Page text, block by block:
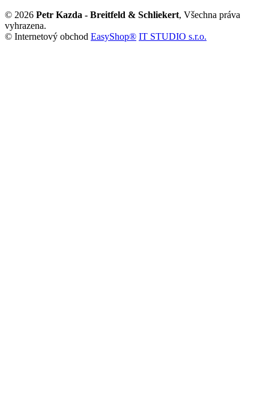
© 2026 Petr Kazda - Breitfeld & Schliekert, Všechna práva
vyhrazena.
© Internetový obchod EasyShop® IT STUDIO s.r.o.